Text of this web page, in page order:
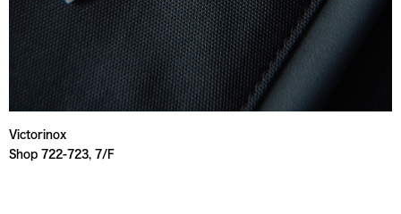
Victorinox
Shop 722-723, 7/F